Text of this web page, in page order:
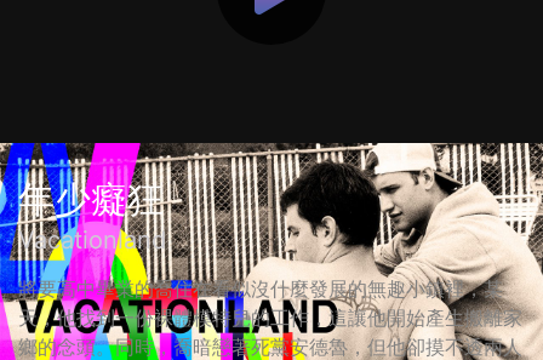
年少癡狂
Vacationland
將要高中畢業的喬住在看似沒什麼發展的無趣小鎮裡，某
天，他找到一份裸體模特兒的工作，這讓他開始產生搬離家
鄉的念頭。同時，喬暗戀著死黨安德魯，但他卻摸不透兩人